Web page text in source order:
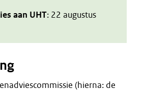
aan UHT: 22 augustus
(hierna: de